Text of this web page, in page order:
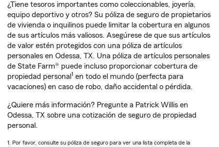
¿Tiene tesoros importantes como coleccionables, joyería,
equipo deportivo y otros? Su póliza de seguro de propietarios
de vivienda o inquilinos puede limitar la cobertura en algunos
de sus artículos más valiosos. Asegúrese de que sus artículos
de valor estén protegidos con una póliza de artículos
personales en Odessa, TX. Una póliza de artículos personales
de State Farm® puede incluso proporcionar cobertura de
propiedad personal 1 en todo el mundo (perfecta para
vacaciones) en caso de robo, daño accidental o pérdida.
¿Quiere más información? Pregunte a Patrick Willis en
Odessa, TX sobre una cotización de seguro de propiedad
personal.
1. Por favor, consulte su póliza de seguro para ver una lista completa de la